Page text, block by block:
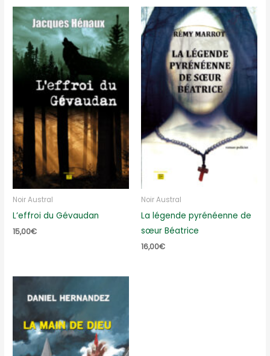
Noir Austral
L’effroi du Gévaudan
15,00€
Noir Austral
La légende pyrénéenne de
sœur Béatrice
16,00€